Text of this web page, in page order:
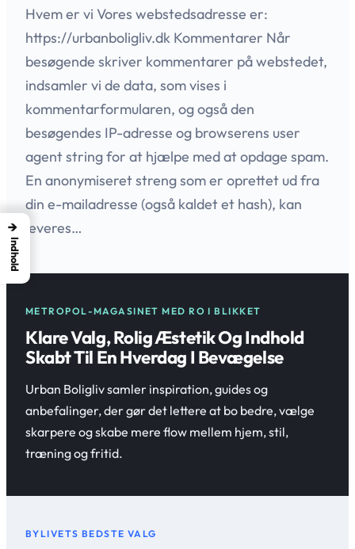
Hvem er vi Vores webstedsadresse er:
https://urbanboligliv.dk Kommentarer Når
besøgende skriver kommentarer på webstedet,
indsamler vi de data, som vises i
kommentarformularen, og også den
besøgendes IP-adresse og browserens user
agent string for at hjælpe med at opdage spam.
En anonymiseret streng som er oprettet ud fra
din e-mailadresse (også kaldet et hash), kan
leveres…
METROPOL-MAGASINET MED RO I BLIKKET
Klare Valg, Rolig Æstetik Og Indhold
Skabt Til En Hverdag I Bevægelse
Urban Boligliv samler inspiration, guides og
anbefalinger, der gør det lettere at bo bedre, vælge
skarpere og skabe mere flow mellem hjem, stil,
træning og fritid.
BYLIVETS BEDSTE VALG
→
Indhold